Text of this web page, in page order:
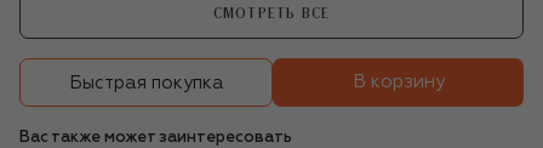
СМОТРЕТЬ ВСЕ
Быстрая покупка В корзину
Вас также может заинтересовать